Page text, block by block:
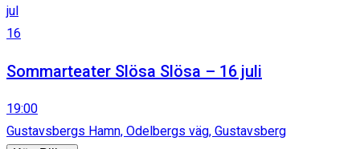
jul
16
Sommarteater Slösa Slösa – 16 juli
19:00
Gustavsbergs Hamn, Odelbergs väg, Gustavsberg